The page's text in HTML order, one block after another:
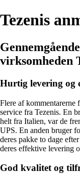
Tezenis
virksomheden
Hurtig levering og
Flere af
service fra Tezenis. En
helt fra Italien, var de
UPS. En anden bruger
deres pakke to dage
deres effektive levering
God kvalitet og